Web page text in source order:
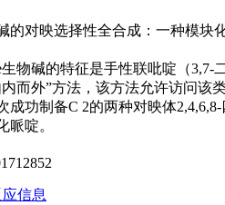
的对映选择性全合成：一种模块
生物碱的特征是手性联吡啶（
而外”方法，该方法允许访问该
成功制备C 2的两种对映体
哌啶。
信息